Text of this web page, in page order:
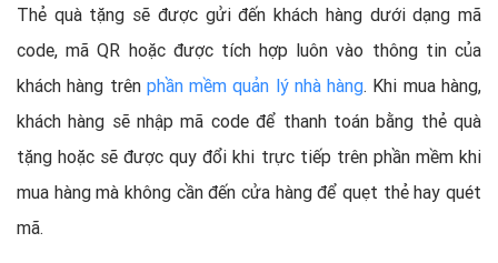
Thẻ quà tặng sẽ được gửi đến khách hàng dưới dạng mã
code, mã QR hoặc được tích hợp luôn vào thông tin của
khách hàng trên phần mềm quản lý nhà hàng. Khi mua hàng,
khách hàng sẽ nhập mã code để thanh toán bằng thẻ quà
tặng hoặc sẽ được quy đổi khi trực tiếp trên phần mềm khi
mua hàng mà không cần đến cửa hàng để quẹt thẻ hay quét
mã.